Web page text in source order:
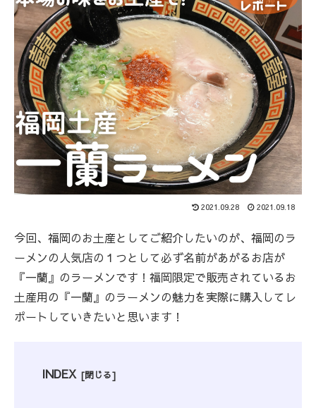
2021.09.28 2021.09.18
今回、福岡のお土産としてご紹介したいのが、福岡のラ
ーメンの人気店の１つとして必ず名前があがるお店が
『一蘭』のラーメンです！福岡限定で販売されているお
土産用の『一蘭』のラーメンの魅力を実際に購入してレ
ポートしていきたいと思います！
INDEX